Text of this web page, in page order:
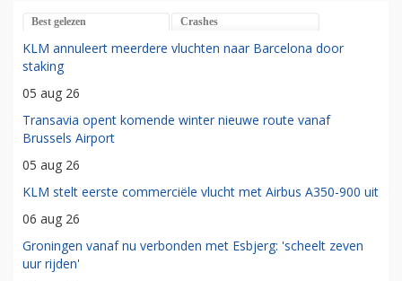
Best gelezen Crashes
KLM annuleert meerdere vluchten naar Barcelona door
staking
05 aug 26
Transavia opent komende winter nieuwe route vanaf
Brussels Airport
05 aug 26
KLM stelt eerste commerciële vlucht met Airbus A350-900 uit
06 aug 26
Groningen vanaf nu verbonden met Esbjerg: 'scheelt zeven
uur rijden'